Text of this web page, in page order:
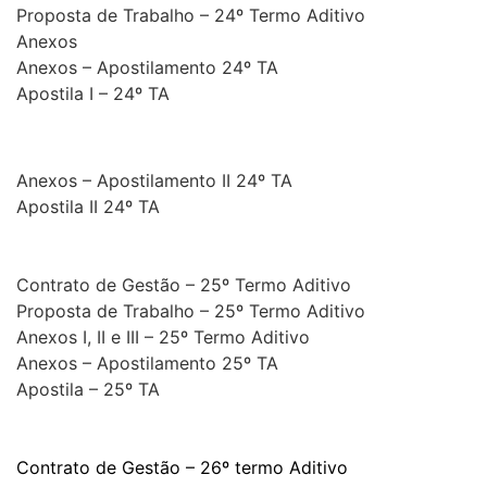
Proposta de Trabalho – 24º Termo Aditivo
Anexos
Anexos – Apostilamento 24º TA
Apostila I – 24º TA
Anexos – Apostilamento II 24º TA
Apostila II 24º TA
Contrato de Gestão – 25º Termo Aditivo
Proposta de Trabalho – 25º Termo Aditivo
Anexos I, II e III – 25º Termo Aditivo
Anexos – Apostilamento 25º TA
Apostila – 25º TA
Contrato de Gestão – 26º termo Aditivo